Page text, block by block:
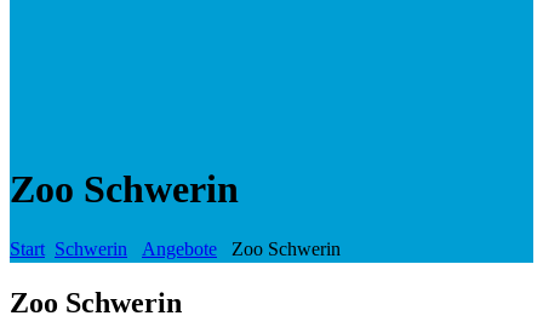
Zoo Schwerin
Start Schwerin Angebote Zoo Schwerin
Zoo Schwerin